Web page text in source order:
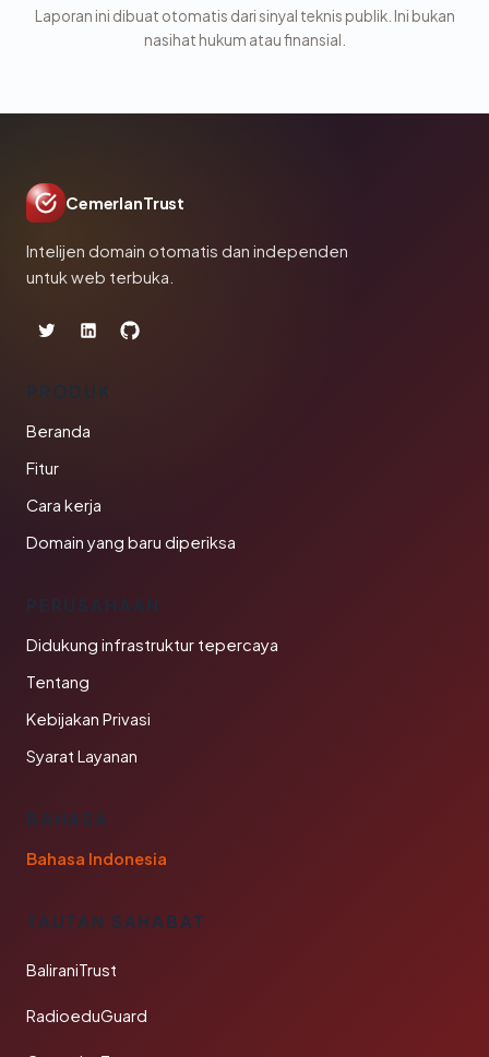
Laporan ini dibuat otomatis dari sinyal teknis publik. Ini bukan
nasihat hukum atau finansial.
CemerlanTrust
Intelijen domain otomatis dan independen
untuk web terbuka.
PRODUK
Beranda
Fitur
Cara kerja
Domain yang baru diperiksa
PERUSAHAAN
Didukung infrastruktur tepercaya
Tentang
Kebijakan Privasi
Syarat Layanan
BAHASA
Bahasa Indonesia
TAUTAN SAHABAT
BaliraniTrust
RadioeduGuard